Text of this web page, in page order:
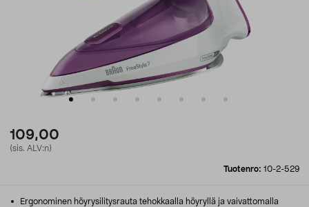
109,00
(sis. ALV:n)
Tuotenro: 10-2-529
Ergonominen höyrysilitysrauta tehokkaalla höyryllä ja vaivattomalla